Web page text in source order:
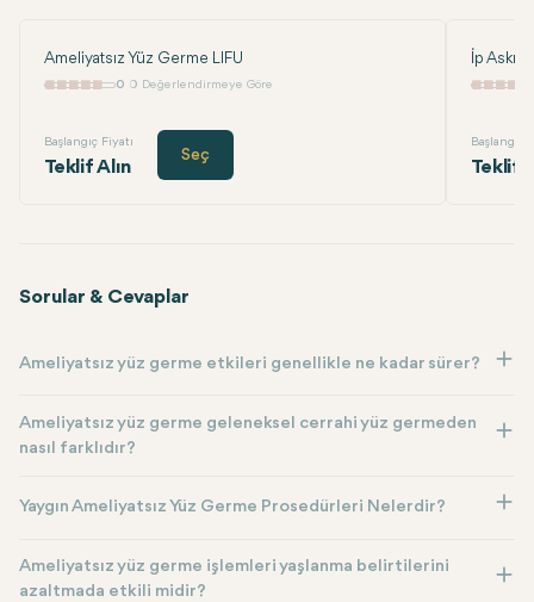
Ameliyatsız Yüz Germe LIFU
0 0 Değerlendirmeye Göre
Başlangıç Fiyatı
Teklif Alın
Seç
İp Askı -
Başlangıç
Teklif
Sorular & Cevaplar
Ameliyatsız yüz germe etkileri genellikle ne kadar sürer?
Ameliyatsız yüz germe geleneksel cerrahi yüz germeden
nasıl farklıdır?
Yaygın Ameliyatsız Yüz Germe Prosedürleri Nelerdir?
Ameliyatsız yüz germe işlemleri yaşlanma belirtilerini
azaltmada etkili midir?